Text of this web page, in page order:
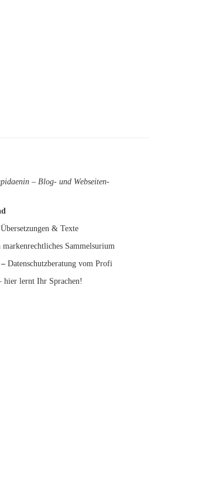
– Blog- und Webseiten-
& Texte
markenrechtliches Sammelsurium
– Datenschutzberatung vom Profi
hier lernt Ihr Sprachen!